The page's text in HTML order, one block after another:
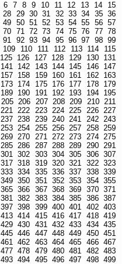
6 7 8 9 10 11 12 13 14
15
28 29 30 31 32 33 34 35 36
49 50 51 52 53 54 55 56 57
70 71 72 73 74 75 76 77 78
91 92 93 94 95 96 97 98 99
109 110 111 112 113 114
115
125 126 127 128 129 130
131
141 142 143 144 145 146
147
157 158 159 160 161 162
163
173 174 175 176 177 178
179
189 190 191 192 193 194
195
205 206 207 208 209 210 211
221 222 223 224 225 226 227
237 238 239 240 241 242 243
253 254 255 256 257 258 259
269 270 271 272 273 274 275
285 286 287 288 289 290 291
301 302 303 304 305 306 307
317 318 319 320 321 322 323
333 334 335 336 337 338 339
349 350 351 352 353 354 355
365 366 367 368 369 370 371
381 382 383 384 385 386 387
397 398 399 400 401 402 403
413 414 415 416 417 418 419
429 430 431 432 433 434 435
445 446 447 448 449 450 451
461 462 463 464 465 466 467
477 478 479 480 481 482 483
493 494 495 496 497 498 499